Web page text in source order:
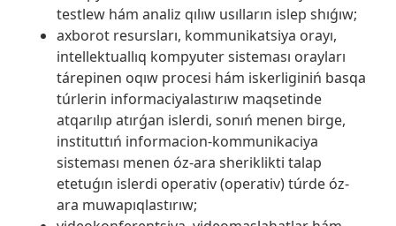
testlew hám analiz qılıw usılların islep shıǵıw;
axborot resursları, kommunikatsiya orayı,
intellektuallıq kompyuter sisteması orayları
tárepinen oqıw procesi hám iskerliginiń basqa
túrlerin informaciyalastırıw maqsetinde
atqarılıp atırǵan islerdi, sonıń menen birge,
instituttıń informacion-kommunikaciya
sisteması menen óz-ara sheriklikti talap
etetuǵın islerdi operativ (operativ) túrde óz-
ara muwapıqlastırıw;